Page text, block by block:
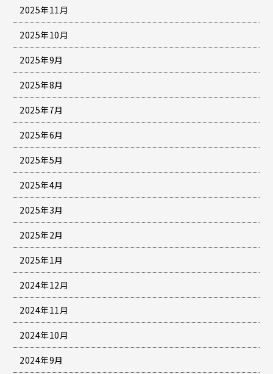
2025年11月
2025年10月
2025年9月
2025年8月
2025年7月
2025年6月
2025年5月
2025年4月
2025年3月
2025年2月
2025年1月
2024年12月
2024年11月
2024年10月
2024年9月